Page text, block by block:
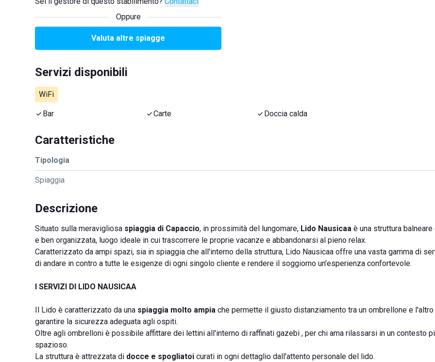
Oppure
Valuta altre spiagge
Servizi disponibili
WiFi
Bar Carte Doccia calda
Caratteristiche
Tipologia
Spiaggia
Descrizione
Situato sulla meravigliosa spiaggia di Capaccio, in prossimità del lungomare, Lido Nausicaa è una struttura
e ben organizzata, luogo ideale in cui trascorrere le proprie vacanze e abbandonarsi al pieno relax.
Caratterizzato da ampi spazi, sia in spiaggia che all'interno della struttura, Lido Nausicaa offre una vasta gamma di
di andare in contro a tutte le esigenze di ogni singolo cliente e rendere il soggiorno un'esperienza confortevole.
I SERVIZI DI LIDO NAUSICAA
Il Lido è caratterizzato da una spiaggia molto ampia che permette il giusto distanziamento tra un ombrellone e
garantire la sicurezza adeguata agli ospiti.
Oltre agli ombrelloni è possibile affittare dei lettini all'interno di raffinati gazebi , per chi ama rilassarsi in un contesto
spazioso.
La struttura è attrezzata di docce e spogliatoi curati in ogni dettaglio dall'attento personale del lido.